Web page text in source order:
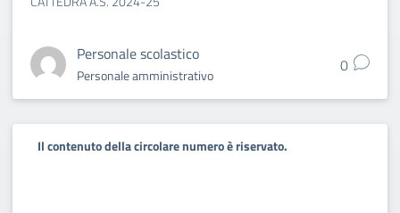
Personale scolastico
Personale amministrativo 0
Il contenuto della circolare numero è riservato.